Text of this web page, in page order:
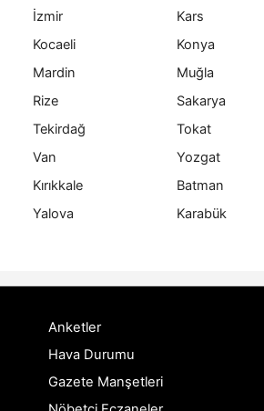
İzmir
Kars
Kocaeli
Konya
Mardin
Muğla
Rize
Sakarya
Tekirdağ
Tokat
Van
Yozgat
Kırıkkale
Batman
Yalova
Karabük
Anketler
Hava Durumu
Gazete Manşetleri